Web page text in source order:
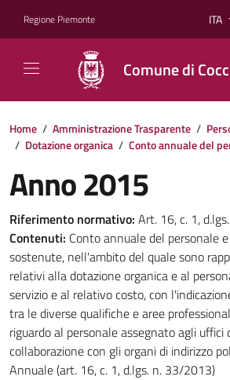
Regione Piemonte ITA
Comune di
Home / Amministrazione Trasparente /
/ Dotazione organica / Conto annuale del
Anno 2015
Riferimento normativo: Art. 16, c. 1,
Contenuti: Conto annuale del personale
sostenute, nell'ambito del quale sono
relativi alla dotazione organica e al
servizio e al relativo costo, con
tra le diverse qualifiche e aree
riguardo al personale assegnato agli uffici
collaborazione con gli organi di indirizzo
Annuale (art. 16, c. 1, d.lgs. n. 33/2013)